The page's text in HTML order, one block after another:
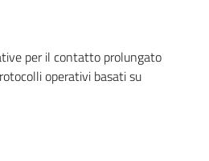
per il contatto prolungato
operativi basati su